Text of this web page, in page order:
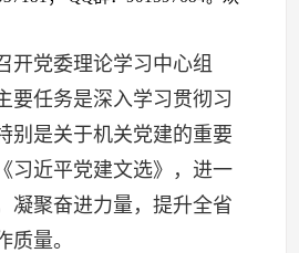
开党委理论学习中心组
要任务是深入学习贯彻习
别是关于机关党建的重要
习近平党建文选》，进一
凝聚奋进力量，提升全省
质量。